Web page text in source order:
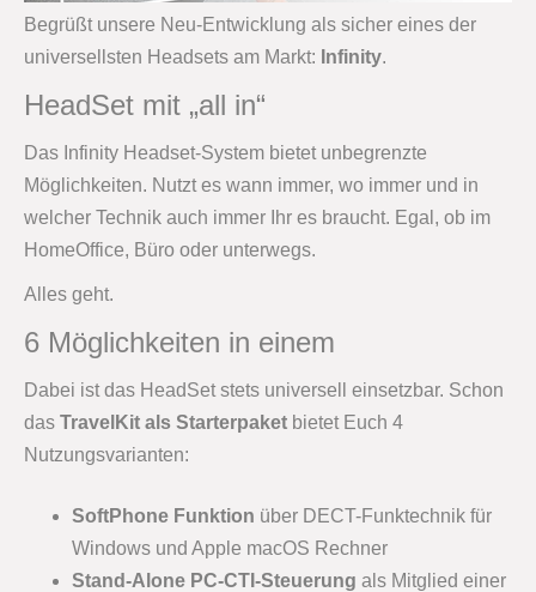
Begrüßt unsere Neu-Entwicklung als sicher eines der
universellsten Headsets am Markt: Infinity.
HeadSet mit „all in“
Das Infinity Headset-System bietet unbegrenzte
Möglichkeiten. Nutzt es wann immer, wo immer und in
welcher Technik auch immer Ihr es braucht. Egal, ob im
HomeOffice, Büro oder unterwegs.
Alles geht.
6 Möglichkeiten in einem
Dabei ist das HeadSet stets universell einsetzbar. Schon
das TravelKit als Starterpaket bietet Euch 4
Nutzungsvarianten:
SoftPhone Funktion über DECT-Funktechnik für
Windows und Apple macOS Rechner
Stand-Alone PC-CTI-Steuerung als Mitglied einer